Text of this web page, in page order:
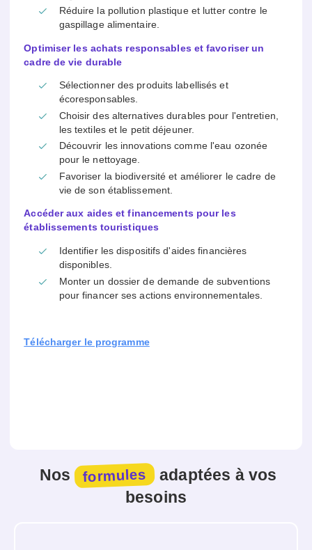
Réduire la pollution plastique et lutter contre le
gaspillage alimentaire.
Optimiser les achats responsables et favoriser un
cadre de vie durable
Sélectionner des produits labellisés et
écoresponsables.
Choisir des alternatives durables pour l'entretien,
les textiles et le petit déjeuner.
Découvrir les innovations comme l'eau ozonée
pour le nettoyage.
Favoriser la biodiversité et améliorer le cadre de
vie de son établissement.
Accéder aux aides et financements pour les
établissements touristiques
Identifier les dispositifs d'aides financières
disponibles.
Monter un dossier de demande de subventions
pour financer ses actions environnementales.
Télécharger le programme
Nos formules
adaptées à vos
besoins